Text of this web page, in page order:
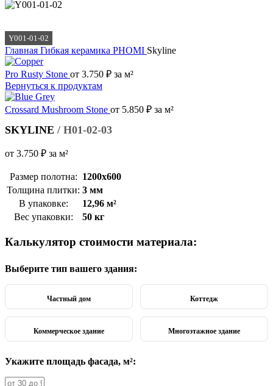
Y001-01-02
Главная Гибкая керамика PHOMI Skyline
Pro Rusty Stone от 3.750 ₽ за м²
Вернуться к продуктам
Crossard Mushroom Stone от 5.850 ₽ за м²
SKYLINE / H01-02-03
от 3.750 ₽ за м²
Размер полотна: 1200х600
Толщина плитки: 3 мм
В упаковке:
12,96 м²
Вес упаковки:
50 кг
Калькулятор стоимости материала:
Выберите тип вашего здания:
Частный дом Коттедж
Коммерческое здание Многоэтажное здание
Укажите площадь фасада, м²: